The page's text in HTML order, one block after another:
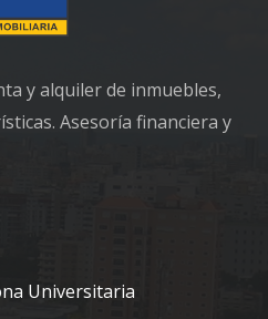
y alquiler de inmuebles,
Asesoría financiera y
Universitaria